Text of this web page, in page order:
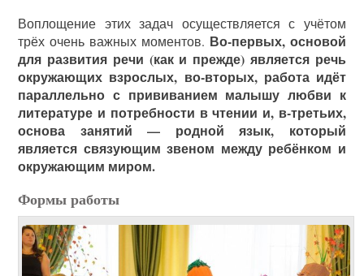
Воплощение этих задач осуществляется с учётом
трёх очень важных моментов. Во-первых, основой
для развития речи (как и прежде) является речь
окружающих взрослых, во-вторых, работа идёт
параллельно с прививанием малышу любви к
литературе и потребности в чтении и, в-третьих,
основа занятий — родной язык, который
является связующим звеном между ребёнком и
окружающим миром.
Формы работы